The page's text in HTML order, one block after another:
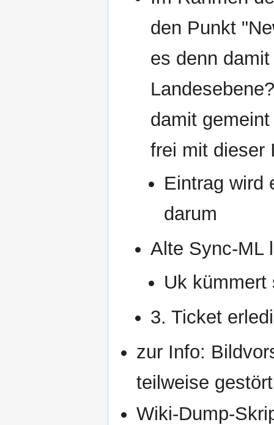
den Punkt
es denn
damit
frei mit dieser
Eintrag wird
darum
Alte Sync-ML
Uk kümmert
3. Ticket
zur Info:
teilweise gestört
Wiki-Dump-